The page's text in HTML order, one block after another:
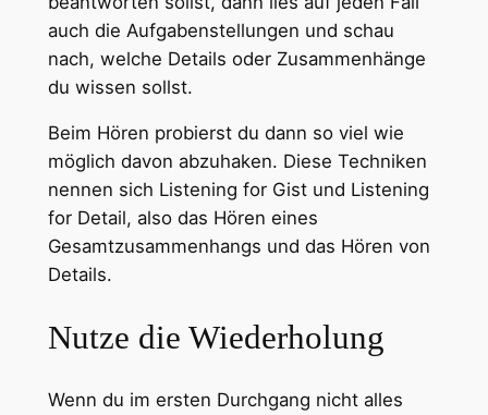
auch die Aufgabenstellungen und schau
nach, welche Details oder Zusammenhänge
du wissen sollst.
Beim Hören probierst du dann so viel wie
möglich davon abzuhaken. Diese Techniken
nennen sich Listening for Gist und Listening
for Detail, also das Hören eines
Gesamtzusammenhangs und das Hören von
Details.
Nutze die Wiederholung
Wenn du im ersten Durchgang nicht alles